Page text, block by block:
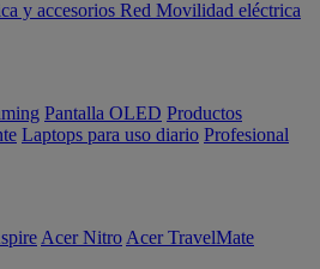
y accesorios Red Movilidad eléctrica
Pantalla OLED Productos
Laptops para uso diario Profesional
Acer Nitro Acer TravelMate